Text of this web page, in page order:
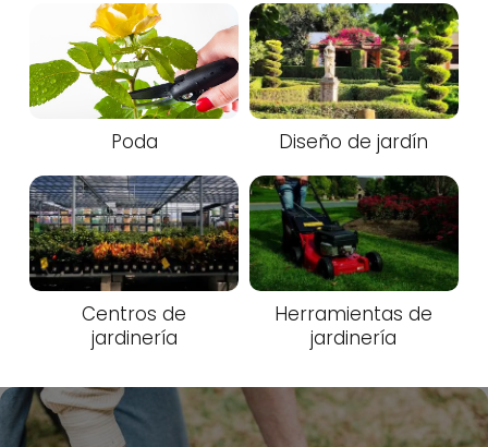
Poda Diseño de jardín
Centros de
jardinería
Herramientas de
jardinería